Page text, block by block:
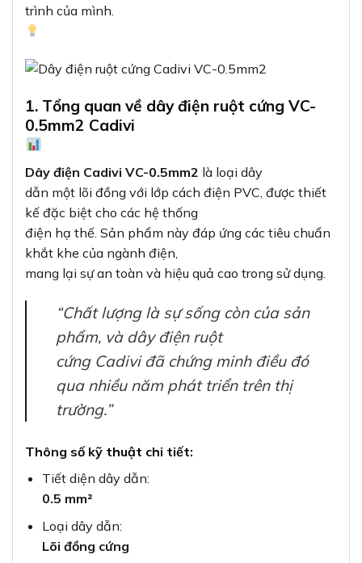
trình của mình.
1. Tổng quan về dây điện ruột cứng VC-
0.5mm2 Cadivi
Dây điện Cadivi VC-0.5mm2 là loại dây
dẫn một lõi đồng với lớp cách điện PVC, được thiết
kế đặc biệt cho các hệ thống
điện hạ thế. Sản phẩm này đáp ứng các tiêu chuẩn
khắt khe của ngành điện,
mang lại sự an toàn và hiệu quả cao trong sử dụng.
“Chất lượng là sự sống còn của sản
phẩm, và dây điện ruột
cứng Cadivi đã chứng minh điều đó
qua nhiều năm phát triển trên thị
trường.”
Thông số kỹ thuật chi tiết:
Tiết diện dây dẫn:
0.5 mm²
Loại dây dẫn:
Lõi đồng cứng